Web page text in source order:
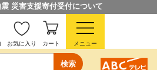
災害支援寄付受付について
検索
お気に入り カート メニュー